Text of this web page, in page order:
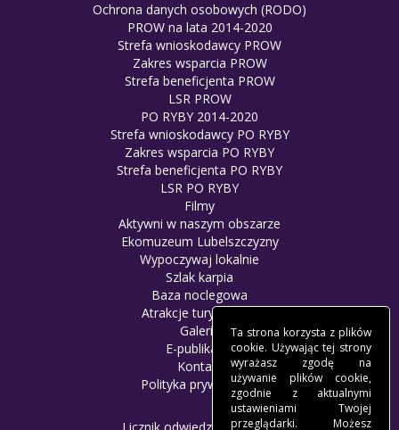
Ochrona danych osobowych (RODO)
PROW na lata 2014-2020
Strefa wnioskodawcy PROW
Zakres wsparcia PROW
Strefa beneficjenta PROW
LSR PROW
PO RYBY 2014-2020
Strefa wnioskodawcy PO RYBY
Zakres wsparcia PO RYBY
Strefa beneficjenta PO RYBY
LSR PO RYBY
Filmy
Aktywni w naszym obszarze
Ekomuzeum Lubelszczyzny
Wypoczywaj lokalnie
Szlak karpia
Baza noclegowa
Atrakcje turystyczne
Galeria
E-publikacje
Kontakt
Polityka prywatności
Ta strona korzysta z plików
cookie. Używając tej strony
wyrażasz zgodę na
używanie plików cookie,
zgodnie z aktualnymi
ustawieniami Twojej
przeglądarki. Możesz